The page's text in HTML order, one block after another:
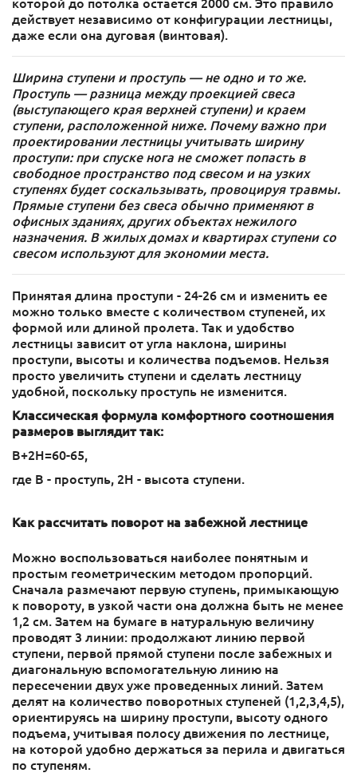
которой до потолка остается 2000 см. Это правило
действует независимо от конфигурации лестницы,
даже если она дуговая (винтовая).
Ширина ступени и проступь — не одно и то же.
Проступь — разница между проекцией свеса
(выступающего края верхней ступени) и краем
ступени, расположенной ниже. Почему важно при
проектировании лестницы учитывать ширину
проступи: при спуске нога не сможет попасть в
свободное пространство под свесом и на узких
ступенях будет соскальзывать, провоцируя травмы.
Прямые ступени без свеса обычно применяют в
офисных зданиях, других объектах нежилого
назначения. В жилых домах и квартирах ступени со
свесом используют для экономии места.
Принятая длина проступи - 24-26 см и изменить ее
можно только вместе с количеством ступеней, их
формой или длиной пролета. Так и удобство
лестницы зависит от угла наклона, ширины
проступи, высоты и количества подъемов. Нельзя
просто увеличить ступени и сделать лестницу
удобной, поскольку проступь не изменится.
Классическая формула комфортного соотношения
размеров выглядит так:
B+2H=60-65,
где B - проступь, 2H - высота ступени.
Как рассчитать поворот на забежной лестнице
Можно воспользоваться наиболее понятным и
простым геометрическим методом пропорций.
Сначала размечают первую ступень, примыкающую
к повороту, в узкой части она должна быть не менее
1,2 см. Затем на бумаге в натуральную величину
проводят 3 линии: продолжают линию первой
ступени, первой прямой ступени после забежных и
диагональную вспомогательную линию на
пересечении двух уже проведенных линий. Затем
делят на количество поворотных ступеней (1,2,3,4,5),
ориентируясь на ширину проступи, высоту одного
подъема, учитывая полосу движения по лестнице,
на которой удобно держаться за перила и двигаться
по ступеням.